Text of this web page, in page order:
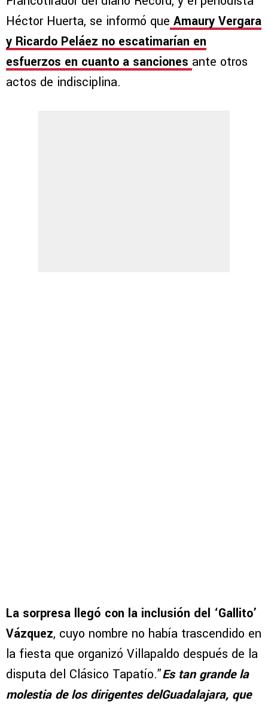
Héctor Huerta, se informó que Amaury Vergara
y Ricardo Peláez no escatimarían en
esfuerzos en cuanto a sanciones ante otros
actos de indisciplina.
La sorpresa llegó con la inclusión del ‘Gallito’
Vázquez, cuyo nombre no había trascendido en
la fiesta que organizó Villapaldo después de la
disputa del Clásico Tapatío.”Es tan grande la
molestia de los dirigentes delGuadalajara, que